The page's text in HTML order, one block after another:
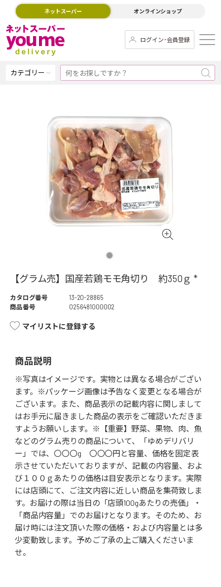
ネットスーパー オンラインショップ
ログイン･会員登録
カテゴリー
【グラム売】国産若鶏モモ角切り 約350ｇ *
カタログ番号
13-20-28865
商品番号
0256481000002
マイリストに登録する
商品説明
※写真はイメージです。実物とは異なる場合がござい
ます。※パッケージ画像は予告なく変更となる場合が
ございます。また、商品表示の記載内容に関しまして
はお手元に届きました商品の表示をご確認いただきま
すようお願いします。※【重要】野菜、果物、肉、魚
などのグラム売りの商品について、「ゆめデリバリ
ー」では、〇〇〇g 〇〇〇円と容量、価格を固定表
示させていただいておりますが、記載の内容量、およ
び１００ｇあたりの価格は目安表示となります。実際
には店頭にて、ご注文内容に近しい商品を集荷致しま
す。お届けの際は当日の「店頭100gあたりの売価」・
「商品内容量」でのお届けとなります。そのため、お
届け時には注文頂いた際の価格・および内容量とは多
少変動致します。予めご了承の上ご購入くださいま
せ。